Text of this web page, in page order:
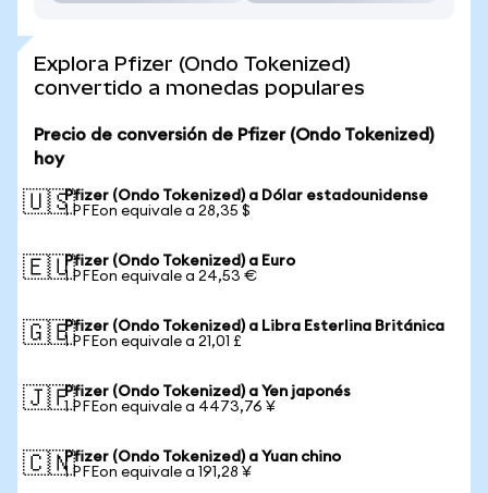
Explora Pfizer (Ondo Tokenized)
convertido a monedas populares
Precio de conversión de Pfizer (Ondo Tokenized)
hoy
🇺🇸Pfizer (Ondo Tokenized) a Dólar estadounidense
1 PFEon equivale a 28,35 $
🇪🇺Pfizer (Ondo Tokenized) a Euro
1 PFEon equivale a 24,53 €
🇬🇧Pfizer (Ondo Tokenized) a Libra Esterlina Británica
1 PFEon equivale a 21,01 £
🇯🇵Pfizer (Ondo Tokenized) a Yen japonés
1 PFEon equivale a 4473,76 ¥
🇨🇳Pfizer (Ondo Tokenized) a Yuan chino
1 PFEon equivale a 191,28 ¥